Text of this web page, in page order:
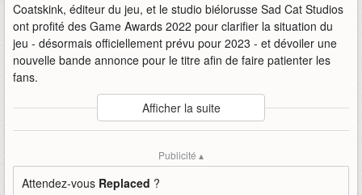
Coatskink, éditeur du jeu, et le studio biélorusse Sad Cat Studios
ont profité des Game Awards 2022 pour clarifier la situation du
jeu - désormais officiellement prévu pour 2023 - et dévoiler une
nouvelle bande annonce pour le titre afin de faire patienter les
fans.
Auteur
Coatsink
: Alandring
game nouvelle
Afficher la suite
Publicité ▴
Attendez-vous Replaced ?